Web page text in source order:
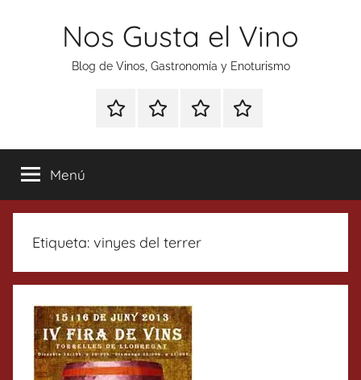
Nos Gusta el Vino
Blog de Vinos, Gastronomía y Enoturismo
Especial
Tonics
Enoturismo
Gastronomía
RankingContacto
Menú
Etiqueta: vinyes del terrer